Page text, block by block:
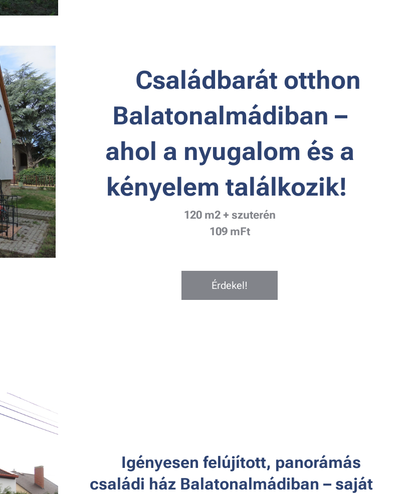
🌿 Családbarát otthon
Balatonalmádiban –
ahol a nyugalom és a
kényelem találkozik!
120 m2 + szuterén
109 mFt
Érdekel!
Igényesen felújított, panorámás
családi ház Balatonalmádiban – saját